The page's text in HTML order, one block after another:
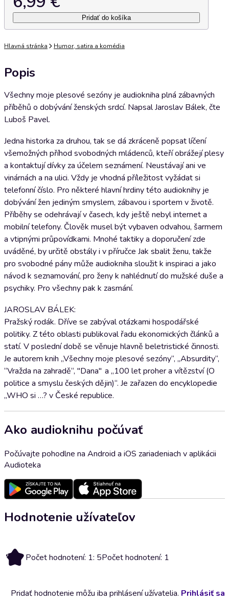
Pridať do košíka
Hlavná stránka Humor, satira a komédia
Popis
Všechny moje plesové sezóny je audiokniha plná zábavných
příběhů o dobývání ženských srdcí. Napsal Jaroslav Bálek, čte
Luboš Pavel.
Jedna historka za druhou, tak se dá zkráceně popsat líčení
všemožných příhod svobodných mládenců, kteří obrážejí plesy
a kontaktují dívky za účelem seznámení. Neustávají ani ve
vinárnách a na ulici. Vždy je vhodná příležitost vyžádat si
telefonní číslo. Pro některé hlavní hrdiny této audioknihy je
dobývání žen jediným smyslem, zábavou i sportem v životě.
Příběhy se odehrávají v časech, kdy ještě nebyl internet a
mobilní telefony. Člověk musel být vybaven odvahou, šarmem
a vtipnými průpovídkami. Mnohé taktiky a doporučení zde
uváděné, by určitě obstály i v příručce Jak sbalit ženu, takže
pro svobodné pány může audiokniha sloužit k inspiraci a jako
návod k seznamování, pro ženy k nahlédnutí do mužské duše a
psychiky. Pro všechny pak k zasmání.
JAROSLAV BÁLEK:
Pražský rodák. Dříve se zabýval otázkami hospodářské
politiky. Z této oblasti publikoval řadu ekonomických článků a
statí. V poslední době se věnuje hlavně beletristické činnosti.
Je autorem knih „Všechny moje plesové sezóny“, „Absurdity“,
“Vražda na zahradě“, "Dana" a „100 let proher a vítězství (O
politice a smyslu českých dějin)“. Je zařazen do encyklopedie
„WHO si …? v České republice.
Ako audioknihu počúvať
Počúvajte pohodlne na Android a iOS zariadeniach v aplikácii
Audioteka
Hodnotenie užívateľov
5 Počet hodnotení: 1: 5Počet hodnotení: 1
Pridať hodnotenie môžu iba prihlásení užívatelia. Prihlásiť sa